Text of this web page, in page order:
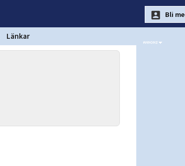
Länkar